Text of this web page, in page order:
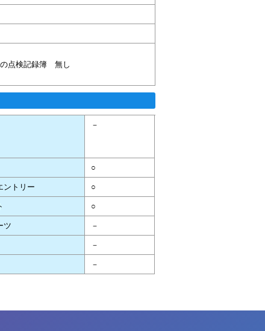
点検記録簿 無し
－
○
ントリー ○
○
ツ －
－
－